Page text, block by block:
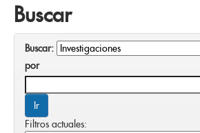
Buscar
Buscar:
por
Filtros actuales: